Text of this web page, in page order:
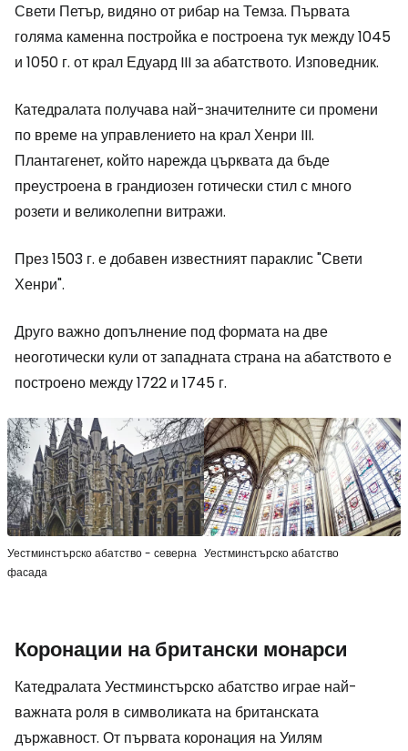
Свети Петър, видяно от рибар на Темза. Първата
голяма каменна постройка е построена тук между 1045
и 1050 г. от крал Едуард III за абатството. Изповедник.
Катедралата получава най-значителните си промени
по време на управлението на крал Хенри III.
Плантагенет, който нарежда църквата да бъде
преустроена в грандиозен готически стил с много
розети и великолепни витражи.
През 1503 г. е добавен известният параклис "Свети
Хенри".
Друго важно допълнение под формата на две
неоготически кули от западната страна на абатството е
построено между 1722 и 1745 г.
Уестминстърско абатство - северна
фасада
Уестминстърско абатство
Коронации на британски монарси
Катедралата Уестминстърско абатство играе най-
важната роля в символиката на британската
държавност. От първата коронация на Уилям